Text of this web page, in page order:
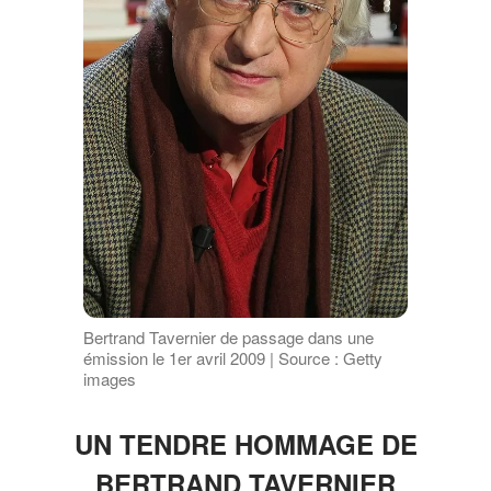
Bertrand Tavernier de passage dans une
émission le 1er avril 2009 | Source : Getty
images
UN TENDRE HOMMAGE DE
BERTRAND TAVERNIER